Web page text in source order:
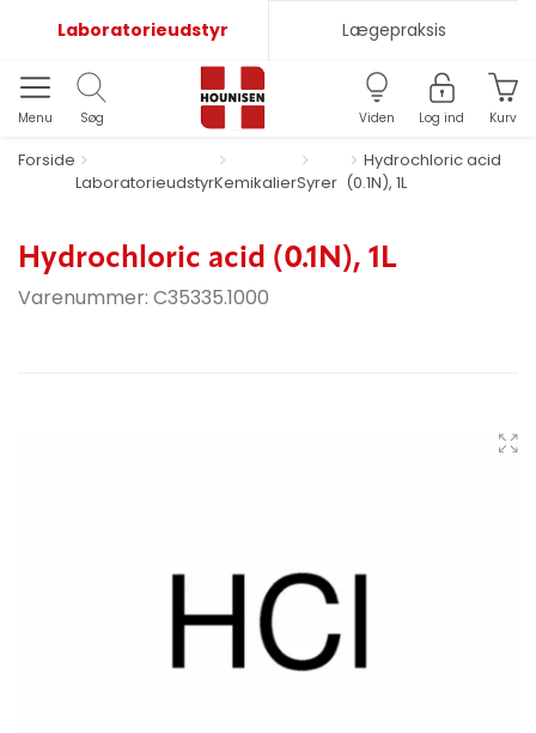
Laboratorieudstyr Lægepraksis
Menu Søg Viden Log ind Kurv
Forside
LaboratorieudstyrKemikalierSyrer
Hydrochloric acid
(0.1N), 1L
Hydrochloric acid (0.1N), 1L
Varenummer: C35335.1000